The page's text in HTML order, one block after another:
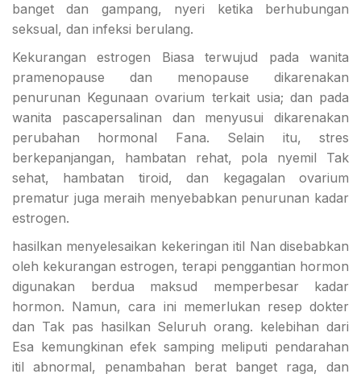
banget dan gampang, nyeri ketika berhubungan
seksual, dan infeksi berulang.
Kekurangan estrogen Biasa terwujud pada wanita
pramenopause dan menopause dikarenakan
penurunan Kegunaan ovarium terkait usia; dan pada
wanita pascapersalinan dan menyusui dikarenakan
perubahan hormonal Fana. Selain itu, stres
berkepanjangan, hambatan rehat, pola nyemil Tak
sehat, hambatan tiroid, dan kegagalan ovarium
prematur juga meraih menyebabkan penurunan kadar
estrogen.
hasilkan menyelesaikan kekeringan itil Nan disebabkan
oleh kekurangan estrogen, terapi penggantian hormon
digunakan berdua maksud memperbesar kadar
hormon. Namun, cara ini memerlukan resep dokter
dan Tak pas hasilkan Seluruh orang. kelebihan dari
Esa kemungkinan efek samping meliputi pendarahan
itil abnormal, penambahan berat banget raga, dan